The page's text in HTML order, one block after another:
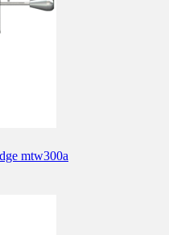
mtw300a